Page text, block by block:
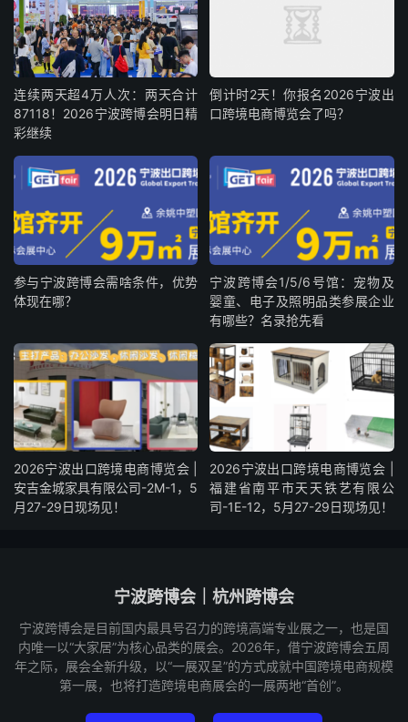
连续两天超4万人次：两天合计
87118！2026宁波跨博会明日精
彩继续
倒计时2天！你报名2026宁波出
口跨境电商博览会了吗？
参与宁波跨博会需啥条件，优势
体现在哪？
宁波跨博会1/5/6号馆：宠物及
婴童、电子及照明品类参展企业
有哪些？名录抢先看
2026宁波出口跨境电商博览会 |
安吉金城家具有限公司-2M-1，5
月27-29日现场见！
2026宁波出口跨境电商博览会 |
福建省南平市天天铁艺有限公
司-1E-12，5月27-29日现场见！
宁波跨博会｜杭州跨博会
宁波跨博会是目前国内最具号召力的跨境高端专业展之一，也是国
内唯一以“大家居”为核心品类的展会。2026年，借宁波跨博会五周
年之际，展会全新升级，以“一展双呈”的方式成就中国跨境电商规模
第一展，也将打造跨境电商展会的一展两地“首创”。